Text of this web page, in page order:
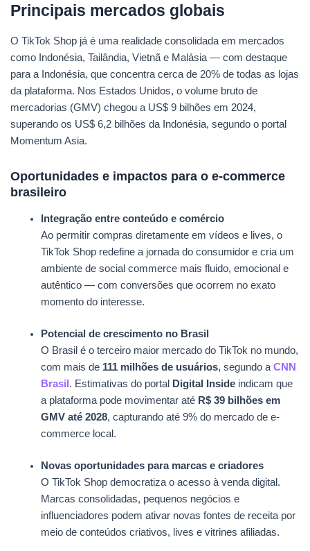
Principais mercados globais
O TikTok Shop já é uma realidade consolidada em mercados
como Indonésia, Tailândia, Vietnã e Malásia — com destaque
para a Indonésia, que concentra cerca de 20% de todas as lojas
da plataforma. Nos Estados Unidos, o volume bruto de
mercadorias (GMV) chegou a US$ 9 bilhões em 2024,
superando os US$ 6,2 bilhões da Indonésia, segundo o portal
Momentum Asia.
Oportunidades e impactos para o e-commerce
brasileiro
Integração entre conteúdo e comércio
Ao permitir compras diretamente em vídeos e lives, o
TikTok Shop redefine a jornada do consumidor e cria um
ambiente de social commerce mais fluido, emocional e
autêntico — com conversões que ocorrem no exato
momento do interesse.
Potencial de crescimento no Brasil
O Brasil é o terceiro maior mercado do TikTok no mundo,
com mais de 111 milhões de usuários, segundo aCNN
Brasil . Estimativas do portal Digital Insideindicam que
a plataforma pode movimentar até R$ 39 bilhões em
GMV até 2028, capturando até 9% do mercado de e-
commerce local.
Novas oportunidades para marcas e criadores
O TikTok Shop democratiza o acesso à venda digital.
Marcas consolidadas, pequenos negócios e
influenciadores podem ativar novas fontes de receita por
meio de conteúdos criativos, lives e vitrines afiliadas.